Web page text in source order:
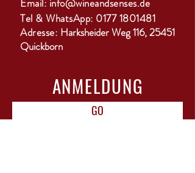
Rebsorte: Shiraz, Grenache
Temperatur: von 15 – 18 °C
Email: info@wineandsenses.de
Tel & WhatsApp: 0177 1801481
Adresse: Harksheider Weg 116, 25451
Quickborn
ANMELDUNG
GO